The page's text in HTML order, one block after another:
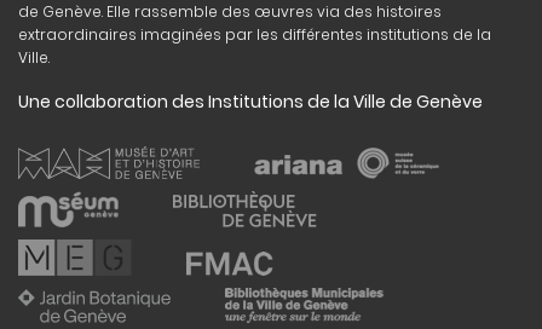
de Genève. Elle rassemble des œuvres via des histoires
extraordinaires imaginées par les différentes institutions de la
Ville.
Une collaboration des Institutions de la Ville de Genève